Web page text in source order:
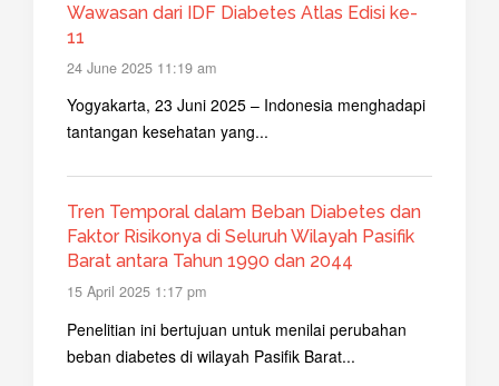
Wawasan dari IDF Diabetes Atlas Edisi ke-
11
24 June 2025 11:19 am
Yogyakarta, 23 Juni 2025 – Indonesia menghadapi
tantangan kesehatan yang...
Tren Temporal dalam Beban Diabetes dan
Faktor Risikonya di Seluruh Wilayah Pasifik
Barat antara Tahun 1990 dan 2044
15 April 2025 1:17 pm
Penelitian ini bertujuan untuk menilai perubahan
beban diabetes di wilayah Pasifik Barat...